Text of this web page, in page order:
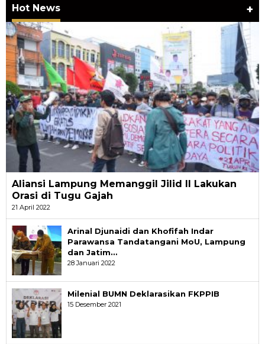
Hot News +
Aliansi Lampung Memanggil Jilid II Lakukan
Orasi di Tugu Gajah
21 April 2022
Arinal Djunaidi dan Khofifah Indar
Parawansa Tandatangani MoU, Lampung
dan Jatim…
28 Januari 2022
Milenial BUMN Deklarasikan FKPPIB
15 Desember 2021